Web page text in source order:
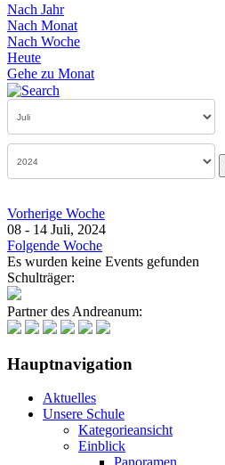
Nach Jahr
Nach Monat
Nach Woche
Heute
Gehe zu Monat
Vorherige Woche
08 - 14 Juli, 2024
Folgende Woche
Es wurden keine Events gefunden
Schulträger:
Partner des Andreanum:
Hauptnavigation
Aktuelles
Unsere Schule
Kategorieansicht
Einblick